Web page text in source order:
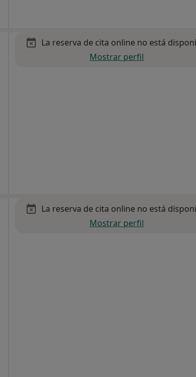
La reserva de cita online no está
Mostrar perfil
La reserva de cita online no está
Mostrar perfil